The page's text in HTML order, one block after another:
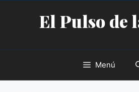
contenidoEl Pulso de
Menú